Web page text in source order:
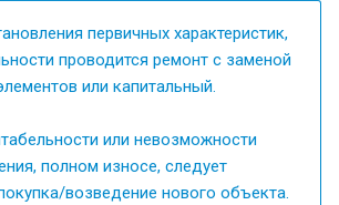
первичных характеристик,
проводится ремонт с заменой
или капитальный.
или невозможности
полном износе, следует
возведение нового объекта.